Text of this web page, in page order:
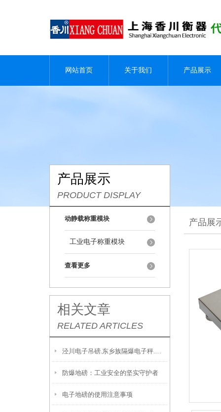
网站首页 关于我们 产品展示
产品展示
PRODUCT DISPLAY
动静载称重模块
工业电子称重模块
查看更多
相关文章
RELATED ARTICLES
泾川电子吊磅.东乡族隔爆电子秤.阿克塞耐高温吊磅性能优点
防爆地磅：工业安全的坚实守护者
电子地磅的使用注意事项
产品展